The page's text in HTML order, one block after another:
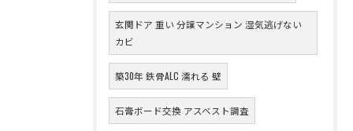
玄関ドア 重い 分譲マンション 湿気逃げない
カビ
築30年 鉄骨ALC 濡れる 壁
石膏ボード交換 アスベスト調査